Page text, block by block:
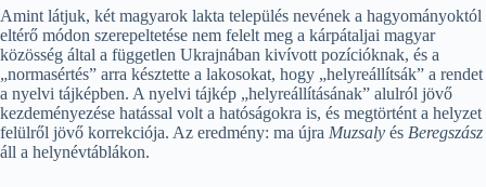
Amint látjuk, két magyarok lakta település nevének a hagyományoktól
eltérő módon szerepeltetése nem felelt meg a kárpátaljai magyar
közösség által a független Ukrajnában kivívott pozícióknak, és a
„normasértés” arra késztette a lakosokat, hogy „helyreállítsák” a rendet
a nyelvi tájképben. A nyelvi tájkép „helyreállításának” alulról jövő
kezdeményezése hatással volt a hatóságokra is, és megtörtént a helyzet
felülről jövő korrekciója. Az eredmény: ma újra Muzsaly és Beregszász
áll a helynévtáblákon.